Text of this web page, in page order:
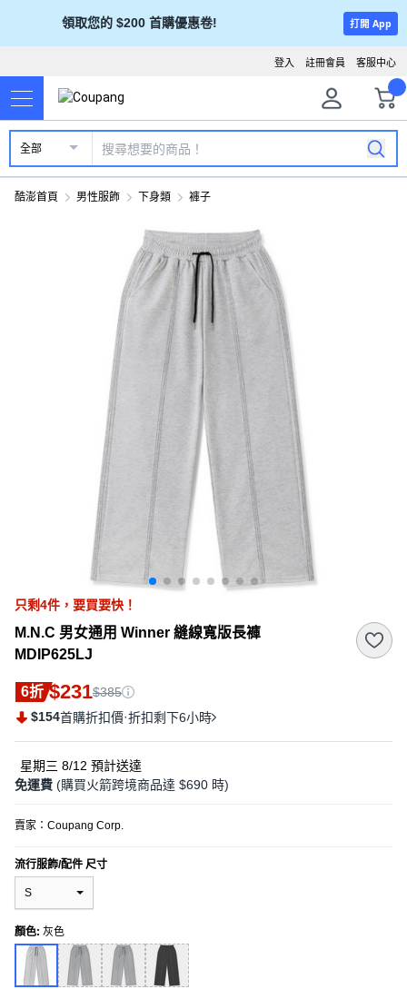
領取您的 $200 首購優惠卷! 打開 App
客服中心
註冊會員
登入
全部
酷澎首頁 男性服飾 下身類 褲子
只剩4件， 要買要快！
M.N.C 男女通用 Winner 縫線寬版長褲
MDIP625LJ
6折 $231$385
$154首購折扣價·折扣剩下6小時
星期三 8/12 預計送達
免運費 (購買火箭跨境商品達 $690 時)
賣家： Coupang Corp.
流行服飾/配件 尺寸
S
顏色: 灰色